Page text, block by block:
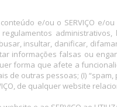
e/ou o SERVIÇO
insultar, danificar,
informações falsas ou
forma que afete a
outras pessoas; (I)
de qualquer website